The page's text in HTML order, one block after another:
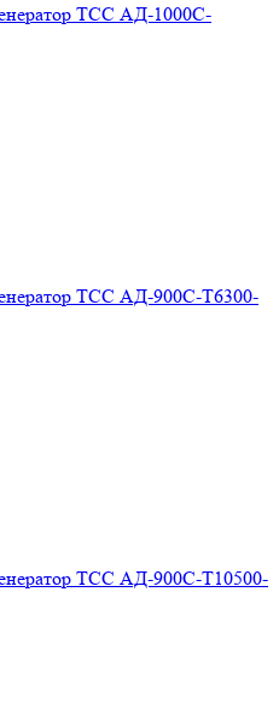
ТСС АД-1000С-
ТСС АД-900С-Т6300-
ТСС АД-900С-Т10500-